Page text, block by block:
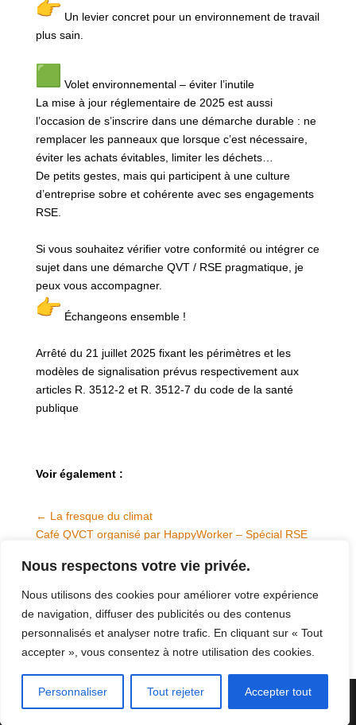
Nous respectons votre vie privée.
Nous utilisons des cookies pour améliorer votre expérience
de navigation, diffuser des publicités ou des contenus
personnalisés et analyser notre trafic. En cliquant sur « Tout
accepter », vous consentez à notre utilisation des cookies.
Personnaliser Tout rejeter Accepter tout
Un levier concret pour un environnement de travail
plus sain.
Volet environnemental – éviter l’inutile
La mise à jour réglementaire de 2025 est aussi
l’occasion de s’inscrire dans une démarche durable : ne
remplacer les panneaux que lorsque c’est nécessaire,
éviter les achats évitables, limiter les déchets…
De petits gestes, mais qui participent à une culture
d’entreprise sobre et cohérente avec ses engagements
RSE.
Si vous souhaitez vérifier votre conformité ou intégrer ce
sujet dans une démarche QVT / RSE pragmatique, je
peux vous accompagner.
Échangeons ensemble !
Arrêté du 21 juillet 2025 fixant les périmètres et les
modèles de signalisation prévus respectivement aux
articles R. 3512-2 et R. 3512-7 du code de la santé
publique
Voir également :
← La fresque du climat
Café QVCT organisé par HappyWorker – Spécial RSE